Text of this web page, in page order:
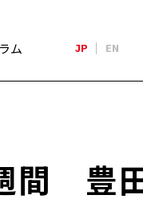
ム JP EN
間 豊